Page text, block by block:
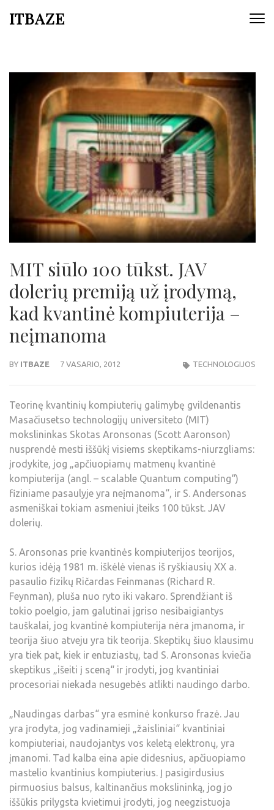
ITBAZE
MIT siūlo 100 tūkst. JAV
dolerių premiją už įrodymą,
kad kvantinė kompiuterija –
neįmanoma
BY ITBAZE 7 VASARIO, 2012 TECHNOLOGIJOS
Teorinę kvantinių kompiuterių galimybę gvildenantis
Masačiusetso technologijų universiteto (MIT)
mokslininkas Skotas Aronsonas (Scott Aaronson)
nusprendė mesti iššūkį visiems skeptikams-niurzgliams:
įrodykite, jog „apčiuopiamų matmenų kvantinė
kompiuterija (angl. – scalable Quantum computing“)
fiziniame pasaulyje yra neįmanoma“, ir S. Andersonas
asmeniškai tokiam asmeniui įteiks 100 tūkst. JAV
dolerių.
S. Aronsonas prie kvantinės kompiuterijos teorijos,
kurios idėją 1981 m. iškėlė vienas iš ryškiausių XX a.
pasaulio fizikų Ričardas Feinmanas (Richard R.
Feynman), pluša nuo ryto iki vakaro. Sprendžiant iš
tokio poelgio, jam galutinai įgriso nesibaigiantys
tauškalai, jog kvantinė kompiuterija nėra įmanoma, ir
teorija šiuo atveju yra tik teorija. Skeptikų šiuo klausimu
yra tiek pat, kiek ir entuziastų, tad S. Aronsonas kviečia
skeptikus „išeiti į sceną“ ir įrodyti, jog kvantiniai
procesoriai niekada nesugebės atlikti naudingo darbo.
„Naudingas darbas“ yra esminė konkurso frazė. Jau
yra įrodyta, jog vadinamieji „žaisliniai“ kvantiniai
kompiuteriai, naudojantys vos keletą elektronų, yra
įmanomi. Tad kalba eina apie didesnius, apčiuopiamo
mastelio kvantinius kompiuterius. Į pasigirdusius
pirmuosius balsus, kaltinančius mokslininką, jog jo
iššūkis prilygsta kvietimui įrodyti, jog neegzistuoja